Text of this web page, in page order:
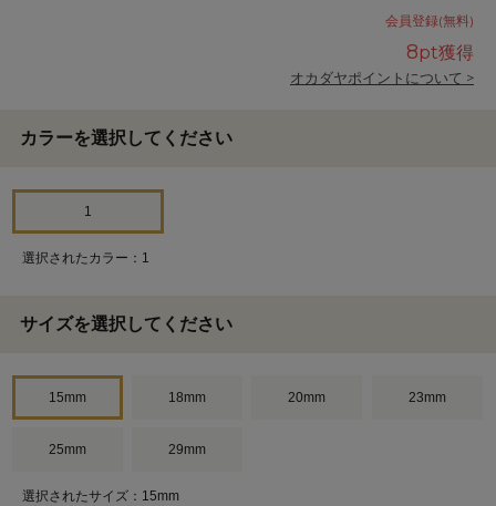
会員登録(無料)
8pt獲得
オカダヤポイントについて >
カラーを選択してください
1
選択されたカラー：1
サイズを選択してください
15mm 18mm 20mm 23mm
25mm 29mm
選択されたサイズ：15mm